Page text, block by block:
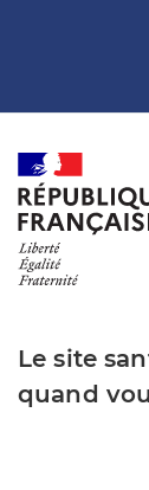
Le site
quand